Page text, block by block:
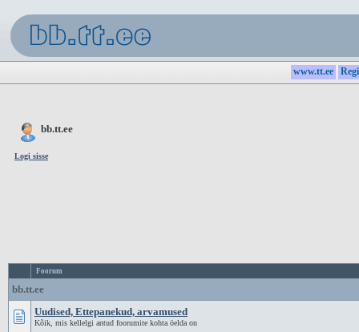
www.tt.ee
bb.tt.ee
Logi sisse
Foorum
bb.tt.ee
Uudised, Ettepanekud, arvamused
Kõik, mis kellelgi antud foorumite kohta öelda on